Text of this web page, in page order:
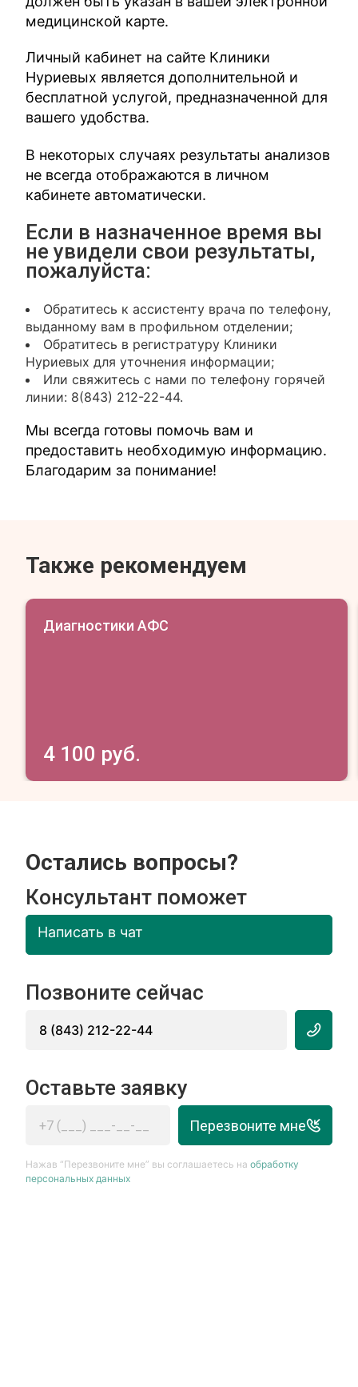
медицинской карте.
Личный кабинет на сайте Клиники
Нуриевых является дополнительной и
бесплатной услугой, предназначенной для
вашего удобства.
В некоторых случаях результаты анализов
не всегда отображаются в личном
кабинете автоматически.
Если в назначенное время вы
не увидели свои результаты,
пожалуйста:
Обратитесь к ассистенту врача по телефону,
выданному вам в профильном отделении;
Обратитесь в регистратуру Клиники
Нуриевых для уточнения информации;
Или свяжитесь с нами по телефону горячей
линии: 8(843) 212-22-44.
Мы всегда готовы помочь вам и
предоставить необходимую информацию.
Благодарим за понимание!
Также рекомендуем
Диагностики АФС
4 100 руб.
Остались вопросы?
Консультант поможет
Написать в чат
Позвоните сейчас
8 (843) 212-22-44
Оставьте заявку
Перезвоните мне
Нажав “Перезвоните мне” вы соглашаетесь наобработку
персональных данных